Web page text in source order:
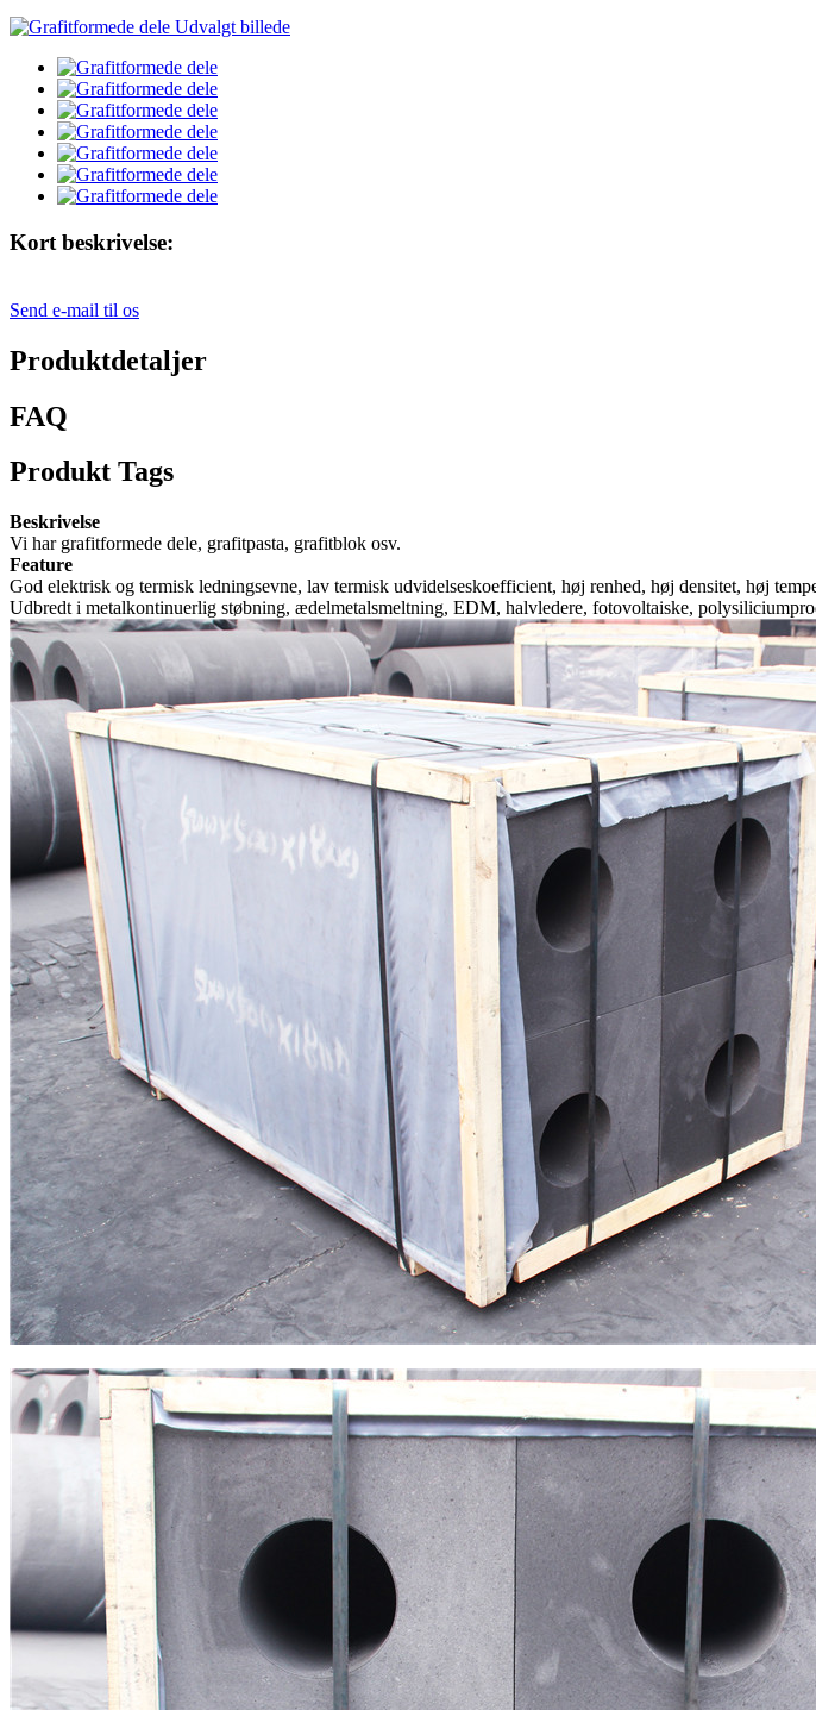
Kort beskrivelse:
Send e-mail til os
Produktdetaljer
FAQ
Produkt Tags
Beskrivelse
Vi har grafitformede dele, grafitpasta, grafitblok osv.
Feature
God elektrisk og termisk ledningsevne, lav termisk udvidelseskoefficient, høj renhed, høj densitet, høj
Udbredt i metalkontinuerlig støbning, ædelmetalsmeltning, EDM, halvledere, fotovoltaiske,